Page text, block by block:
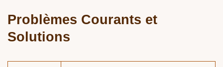
Problèmes Courants et
Solutions